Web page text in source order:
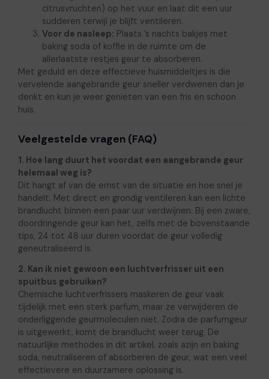
citrusvruchten) op het vuur en laat dit een uur
sudderen terwijl je blijft ventileren.
Voor de nasleep: Plaats ’s nachts bakjes met
baking soda of koffie in de ruimte om de
allerlaatste restjes geur te absorberen.
Met geduld en deze effectieve huismiddeltjes is die
vervelende aangebrande geur sneller verdwenen dan je
denkt en kun je weer genieten van een fris en schoon
huis.
Veelgestelde vragen (FAQ)
1. Hoe lang duurt het voordat een aangebrande geur
helemaal weg is?
Dit hangt af van de ernst van de situatie en hoe snel je
handelt. Met direct en grondig ventileren kan een lichte
brandlucht binnen een paar uur verdwijnen. Bij een zware,
doordringende geur kan het, zelfs met de bovenstaande
tips, 24 tot 48 uur duren voordat de geur volledig
geneutraliseerd is.
2. Kan ik niet gewoon een luchtverfrisser uit een
spuitbus gebruiken?
Chemische luchtverfrissers maskeren de geur vaak
tijdelijk met een sterk parfum, maar ze verwijderen de
onderliggende geurmoleculen niet. Zodra de parfumgeur
is uitgewerkt, komt de brandlucht weer terug. De
natuurlijke methodes in dit artikel, zoals azijn en baking
soda, neutraliseren of absorberen de geur, wat een veel
effectievere en duurzamere oplossing is.